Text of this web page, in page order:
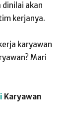
dinilai akan
kerjanya.
karyawan
Mari
Karyawan